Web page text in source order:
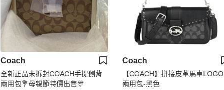
Coach
全新正品未拆封COACH手提側背
兩用包💐母親節特價出售🎊
Coach
【COACH】拼接皮革馬車LOGO
兩用包-黑色